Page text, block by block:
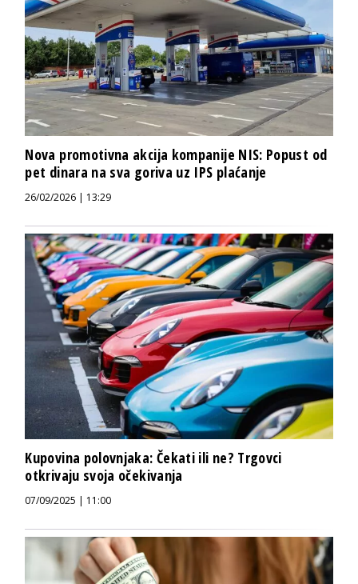
Nova promotivna akcija kompanije NIS: Popust od
pet dinara na sva goriva uz IPS plaćanje
26/02/2026 | 13:29
Kupovina polovnjaka: Čekati ili ne? Trgovci
otkrivaju svoja očekivanja
07/09/2025 | 11:00